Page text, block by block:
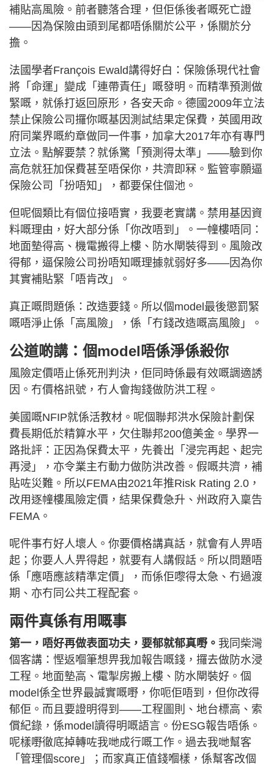
補貼高風險。前者聽落合理，但佢係後者嘅死亡證
——因為保險由頭到尾都唔係關於公平，係關於分
擔。
法國學者François Ewald講得好白：保險係現代社會
將「命運」變成「連帶責任」嘅發明。而精準預測做
緊嘅，就係打返回原形，各安天命。德國2009年立法
禁止保險公司攞你嘅基因測試結果定保費，英國用政
府同業界嘅約章做同一件事，加拿大2017年亦有專門
立法。點解要禁？就係驚「預測得太準」——驗到你
高危就狂加保費甚至唔保你，共濟即冧。監管寧願逼
保險公司「扮唔知」，都要保住個池。
但呢個類比有個位接唔實，我要老實講。禁用基因資
料嘅理由，好大部分係「你改唔到」。一幢樓唔同：
地面墊得高、機電搬得上樓、防水閘裝得到。風險改
得郁，逼保險公司扮唔知嘅理據就弱好多——因為你
其實補貼緊「唔肯改」。
真正嘅問題係：改造要錢。所以個model最後懲罰緊
嘅唔淨止係「高風險」，係「冇錢改造嘅高風險」。
公道啲講：個model唔係淨係殺你
風險定價唔止係死刑判決，佢同時係最有效嘅調適誘
因。冇價格訊號，冇人會掏錢做防洪工程。
美國嘅NFIP就係活教材。呢個聯邦洪水保險計劃保
費長期低於精算水平，欠住聯邦200億美金。學界一
路批評：正因為保費太平，先養出「浸完再起、起完
再浸」，亦令業主冇動力做防洪改善。假嘅共濟，補
貼咗災難。所以FEMA由2021年推Risk Rating 2.0，
改用逐幢樓風險定價，結果保費急升、州政府入稟告
FEMA。
呢件事冇好人壞人。你要價格講真話，就會有人畀唔
起；你要人人畀得起，就要有人講假話。所以問題唔
係「應唔應該精準定價」，而係佢嚟得太急、冇過渡
期、亦冇同公共工程配套。
兩件真係有用嘅事
第一，唔好再做表面功夫，要郁就郁真嘢。 我同柴灣
個客講：慳返嗰筆想畀我加報告嘅錢，攞去做防水浸
工程。地面墊高、電掣房搬上樓、防水閘裝好。個
model係全世界最誠實嘅嘢，你呃佢唔到，但你改得
郁佢。而且要證明得到——工程圖則、地台標高、索
償紀錄，係model讀得明嘅語言。份ESG報告唔係。
呢樣嘢徹底掉轉咗我哋成行嘅工作。過去我哋幫客
「管理個score」；而家真正值錢嗰樣，係幫客改個